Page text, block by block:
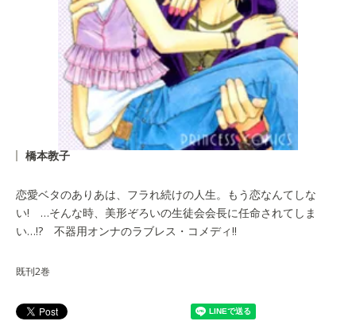
橋本教子
恋愛ベタのありあは、フラれ続けの人生。もう恋なんてしな
い! …そんな時、美形ぞろいの生徒会会長に任命されてしま
い…!? 不器用オンナのラブレス・コメディ!!
既刊2巻